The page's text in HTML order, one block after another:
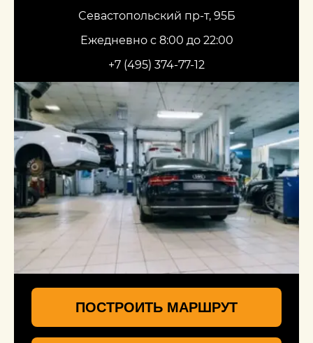
Севастопольский пр-т, 95Б
Ежедневно с 8:00 до 22:00
+7 (495) 374-77-12
ПОСТРОИТЬ МАРШРУТ